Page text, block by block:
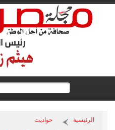
الرئيسية حواديت